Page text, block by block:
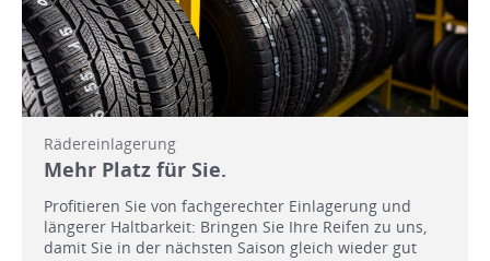
Rädereinlagerung
Mehr Platz für Sie.
Profitieren Sie von fachgerechter Einlagerung und
längerer Haltbarkeit: Bringen Sie Ihre Reifen zu uns,
damit Sie in der nächsten Saison gleich wieder gut